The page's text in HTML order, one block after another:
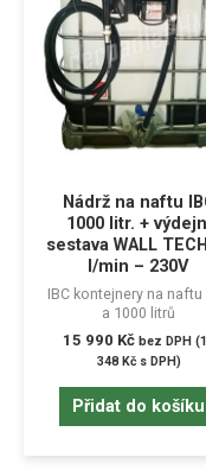
Nádrž na naftu
1000 litr. +
sestava WALL
l/min – 230V
IBC kontejnery na naftu
a 1000 litrů
15 990 Kč bez DPH (
348 Kčs DPH)
Přidat do košíku